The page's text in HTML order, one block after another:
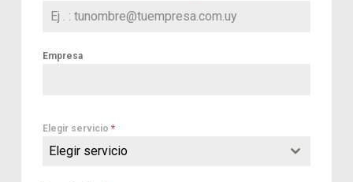
Empresa
Elegir servicio *
Elegir servicio